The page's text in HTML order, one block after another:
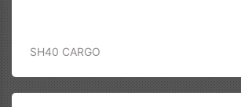
SH40 CARGO